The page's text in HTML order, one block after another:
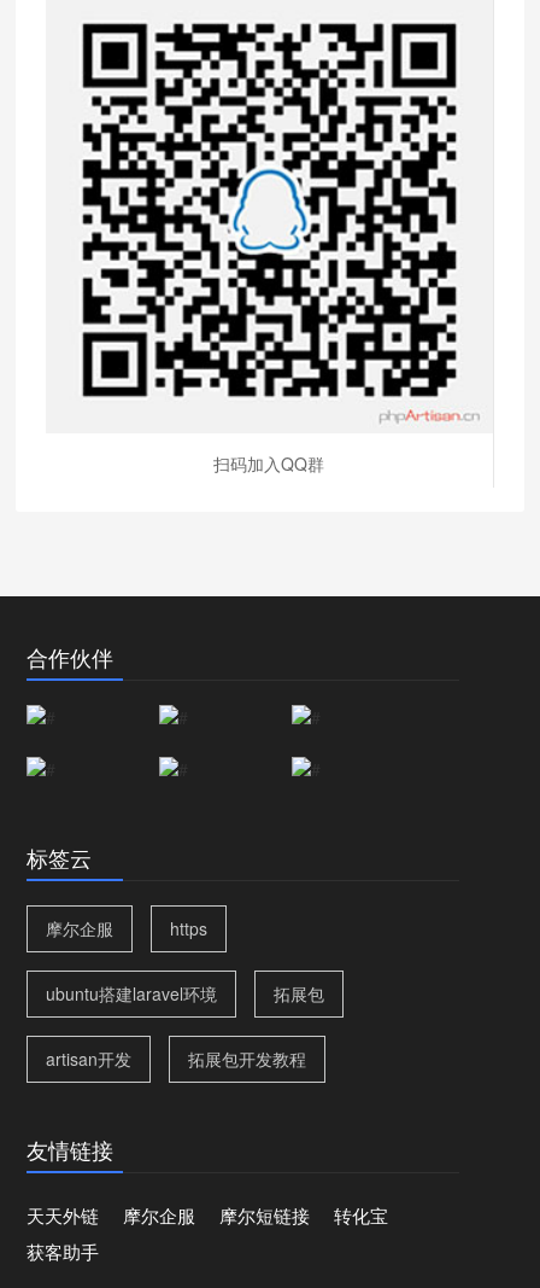
扫码加入QQ群
合作伙伴
标签云
摩尔企服 https
ubuntu搭建laravel环境 拓展包
artisan开发 拓展包开发教程
友情链接
天天外链 摩尔企服 摩尔短链接
转化宝
获客助手